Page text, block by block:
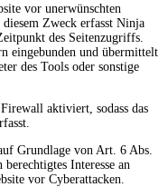
vor unerwünschten
Zweck erfasst Ninja
des Seitenzugriffs.
eingebunden und übermittelt
des Tools oder sonstige
aktiviert, sodass das
Grundlage von Art. 6 Abs.
Interesse an
vor Cyberattacken.